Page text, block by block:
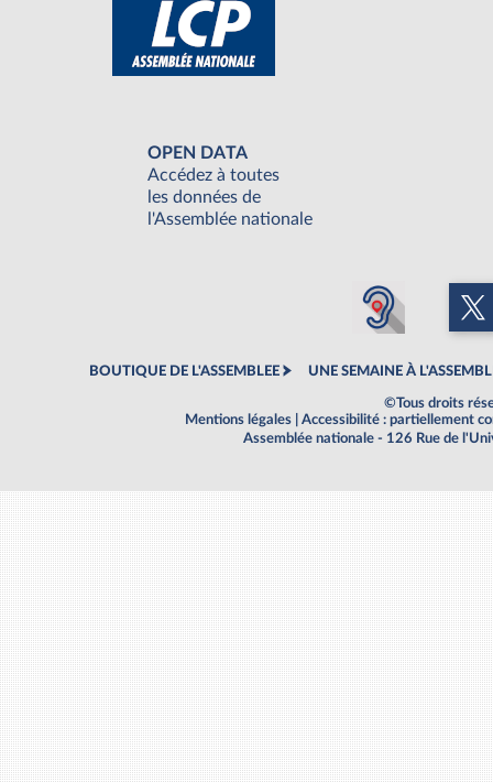
OPEN DATA
Accédez à toutes
les données de
l'Assemblée nationale
BOUTIQUE DE L'ASSEMBLEE UNE SEMAINE À
©Tous droits
Mentions légales
Accessibilité : partiellement
Assemblée nationale - 126 Rue de